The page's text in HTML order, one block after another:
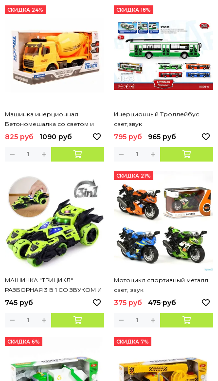
СКИДКА 24%
Машинка инерционная
Бетономешалка со светом и
звуком
825 руб 1090 руб
СКИДКА 18%
Инерционный Троллейбус
свет,звук
795 руб 965 руб
МАШИНКА "ТРИЦИКЛ"
РАЗБОРНАЯ 3 В 1 СО ЗВУКОМ И
СВЕТОМ
745 руб
СКИДКА 21%
Мотоцикл спортивный металл
свет, звук
375 руб 475 руб
СКИДКА 6% СКИДКА 7%